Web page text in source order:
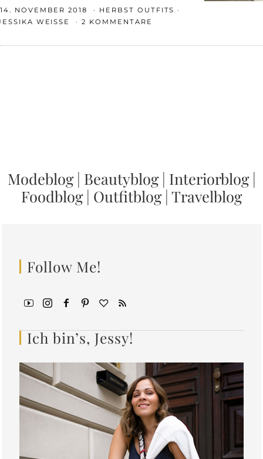
14. NOVEMBER 2018
HERBST OUTFITS
WEISSE
2 KOMMENTARE
Modeblog| Beautyblog| Interiorblog|
Foodblog| Outfitblog| Travelblog
Follow Me!
Ich bin’s, Jessy!